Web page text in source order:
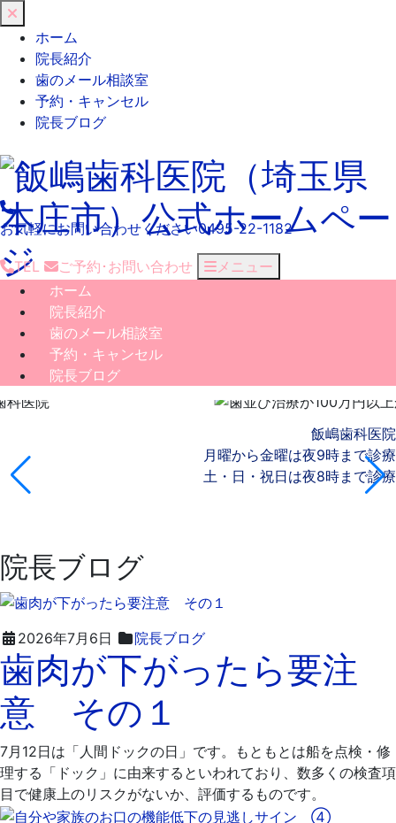
じ
る
ホーム
院長紹介
歯のメール相談室
予約・キャンセル
院長ブログ
お気軽にお問い合わせください0495-22-1182
TEL ご予約･ お問い合わせ
メニュー
ホーム
院長紹介
歯のメール相談室
予約・キャンセル
院長ブログ
飯嶋歯科医院
月曜から金曜は夜9時まで診療
土・日・祝日は夜8時まで診療
院長ブログ
2026年7月6日 院長ブログ2026
7
日
飯
歯
院
歯肉が下がったら要注
意 その１
7月12日は「人間ドックの日」です。もともとは船を点検・修
理する「ドック」に由来するといわれており、数多くの検査項
目で健康上のリスクがないか、評価するものです。